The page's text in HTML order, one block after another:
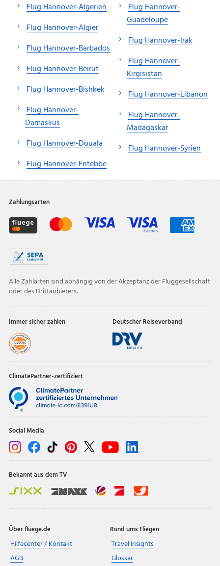
Flug Hannover-Algerien
Flug Hannover-Algier
Flug Hannover-Barbados
Flug Hannover-Beirut
Flug Hannover-Bishkek
Flug Hannover-
Damaskus
Flug Hannover-Douala
Flug Hannover-Entebbe
Flug Hannover-
Guadeloupe
Flug Hannover-Irak
Flug Hannover-
Kirgisistan
Flug Hannover-Libanon
Flug Hannover-
Madagaskar
Flug Hannover-Syrien